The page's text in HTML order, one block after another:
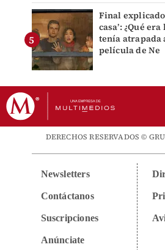
Final
casa’: ¿Qué
tenía atrapada
película de Ne
DERECHOS RESERVADOS ©
Newsletters
Contáctanos
Suscripciones
Anúnciate